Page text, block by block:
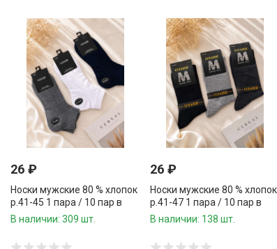
26 ₽
Носки мужские 80 % хлопок
р.41-45 1 пара / 10 пар в
упаковке/
В наличии: 309 шт.
26 ₽
Носки мужские 80 % хлопок
р.41-47 1 пара / 10 пар в
упаковке/
В наличии: 138 шт.